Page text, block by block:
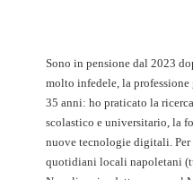
Sono in pensione dal 2023
molto infedele, la
35 anni: ho praticato la
scolastico e universitario, la
nuove tecnologie digitali.
quotidiani locali napoletani